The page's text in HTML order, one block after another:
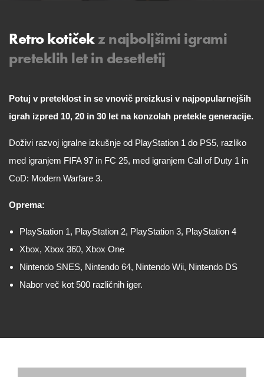
Retro kotičekz najboljšimi igrami
preteklih let in desetletij
Potuj v preteklost in se vnovič preizkusi v najpopularnejših
igrah izpred 10, 20 in 30 let na konzolah pretekle generacije.
Doživi razvoj igralne izkušnje od PlayStation 1 do PS5, razliko
med igranjem FIFA 97 in FC 25, med igranjem Call of Duty 1 in
CoD: Modern Warfare 3.
Oprema:
PlayStation 1, PlayStation 2, PlayStation 3, PlayStation 4
Xbox, Xbox 360, Xbox One
Nintendo SNES, Nintendo 64, Nintendo Wii, Nintendo DS
Nabor več kot 500 različnih iger.